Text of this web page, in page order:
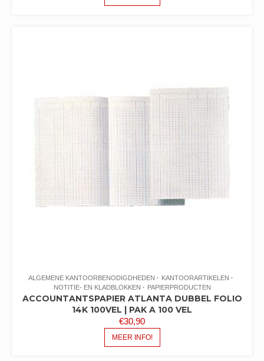
ALGEMENE KANTOORBENODIGDHEDEN
KANTOORARTIKELEN
NOTITIE- EN KLADBLOKKEN
PAPIERPRODUCTEN
ACCOUNTANTSPAPIER ATLANTA DUBBEL FOLIO
14K 100VEL | PAK A 100 VEL
€30,90
MEER INFO!